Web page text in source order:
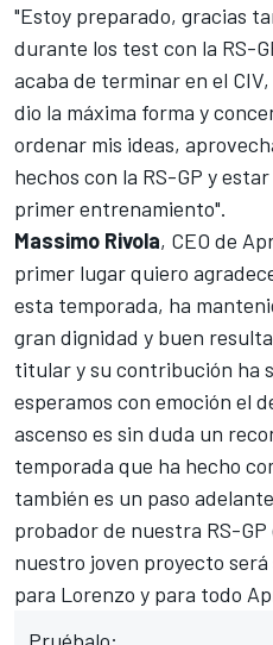
"Estoy preparado, gracias
durante los test con la RS-
acaba de terminar en el
dio la máxima forma y
ordenar mis ideas,
hechos con la RS-GP y
primer entrenamiento".
Massimo Rivola, CEO de
primer lugar quiero
esta temporada, ha
gran dignidad y buen
titular y su contribución ha
esperamos con emoción el
ascenso es sin duda un
temporada que ha hecho
también es un paso
probador de nuestra RS-
nuestro joven proyecto
para Lorenzo y para todo